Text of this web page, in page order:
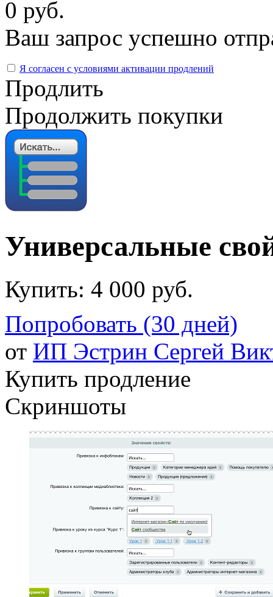
0 руб.
Ваш запрос успешно
Я согласен с условиями активации продлений
Продлить
Продолжить покупки
Универсальные
Купить: 4 000 руб.
Попробовать (30 дней)
от ИП Эстрин Сергей
Купить продление
Скриншоты